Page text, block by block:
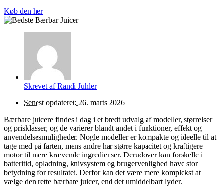
Køb den her
Skrevet afRandi Juhler
Senest opdateret: 26. marts 2026
Bærbare juicere findes i dag i et bredt udvalg af modeller, størrelser
og prisklasser, og de varierer blandt andet i funktioner, effekt og
anvendelsesmuligheder. Nogle modeller er kompakte og ideelle til at
tage med på farten, mens andre har større kapacitet og kraftigere
motor til mere krævende ingredienser. Derudover kan forskelle i
batteritid, opladning, knivsystem og brugervenlighed have stor
betydning for resultatet. Derfor kan det være mere komplekst at
vælge den rette bærbare juicer, end det umiddelbart lyder.